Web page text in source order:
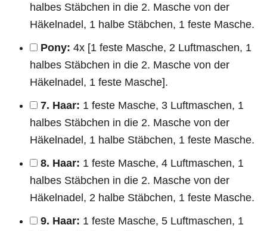
halbes Stäbchen in die 2. Masche von der
Häkelnadel, 1 halbe Stäbchen, 1 feste Masche.
Pony: 4x [1 feste Masche, 2 Luftmaschen, 1
halbes Stäbchen in die 2. Masche von der
Häkelnadel, 1 feste Masche].
7. Haar: 1 feste Masche, 3 Luftmaschen, 1
halbes Stäbchen in die 2. Masche von der
Häkelnadel, 1 halbe Stäbchen, 1 feste Masche.
8. Haar: 1 feste Masche, 4 Luftmaschen, 1
halbes Stäbchen in die 2. Masche von der
Häkelnadel, 2 halbe Stäbchen, 1 feste Masche.
9. Haar: 1 feste Masche, 5 Luftmaschen, 1